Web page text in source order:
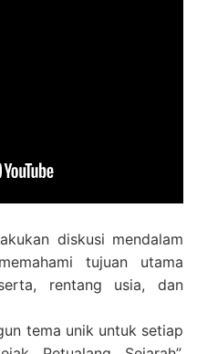
diskusi mendalam
tujuan utama
rentang usia, dan
tema unik untuk setiap